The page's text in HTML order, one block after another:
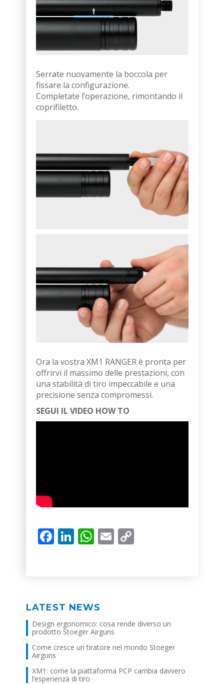
Serrate nuovamente la boccola per
fissare la configurazione.
Completate l’operazione, rimontando il
coprifiletto.
Ora la vostra XM1 RANGER è pronta per
offrirvi il massimo delle prestazioni, con
una stabilità di tiro impeccabile e una
precisione senza compromessi.
SEGUI IL VIDEO HOW TO
Facebook
LinkedIn
WhatsApp
EmailCopy
LATEST NEWS
Design ergonomico: cosa rende diverso un
prodotto Stoeger Airguns
Come cresce un tiratore nel mondo Stoeger
Airguns
XM1: come la piattaforma PCP cambia davvero
l’esperienza di tiro